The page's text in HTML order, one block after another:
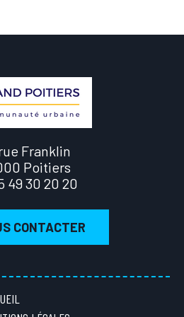
Franklin
Poitiers
49 30 20 20
CONTACTER